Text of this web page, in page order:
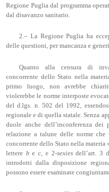
Regione Puglia dal programma
dal disavanzo sanitario.
2.– La Regione Puglia ha
delle questioni, per mancanza e
Quanto alla censura di
concorrente dello Stato nella
primo luogo, non avrebbe
violerebbe le norme interposte
del d.lgs. n. 502 del 1992,
regionale e di quella statale. Senza
duole anche dell’inconferenza
relazione a talune delle norme
concorrente dello Stato nella
lettere b ec, e 2-sexiesdell’art. 3
introdotti dalla disposizione
possono essere esaminate